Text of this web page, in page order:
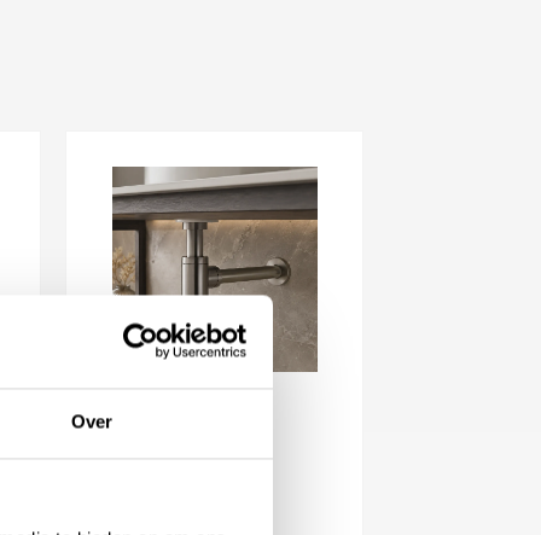
Over
Linki Sifon